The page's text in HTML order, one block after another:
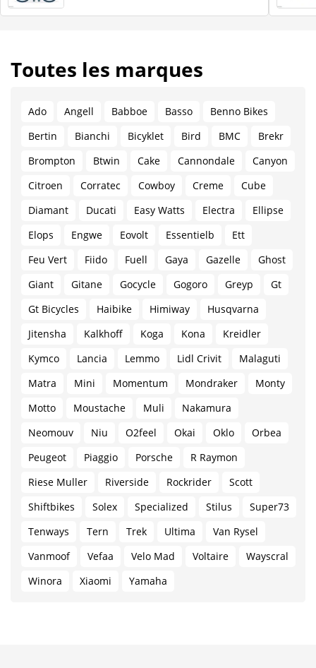
Toutes les marques
Ado Angell Babboe Basso
Benno Bikes
Bertin
Bianchi Bicyklet Bird BMC
Brekr
Brompton
Btwin Cake Cannondale
Canyon
Citroen
Corratec Cowboy Creme
Cube
Diamant
Ducati Easy Watts Electra
Ellipse
Elops
Engwe Eovolt Essentielb
Ett
Feu Vert
Fiido Fuell Gaya Gazelle
Ghost
Giant
Gitane Gocycle Gogoro Greyp
Gt
Gt Bicycles
Haibike Himiway
Husqvarna
Jitensha
Kalkhoff Koga Kona
Kreidler
Kymco
Lancia Lemmo Lidl Crivit
Malaguti
Matra
Mini Momentum Mondraker
Monty
Motto
Moustache Muli
Nakamura
Neomouv
Niu O2feel Okai Oklo
Orbea
Peugeot
Piaggio Porsche
R Raymon
Riese Muller
Riverside Rockrider
Scott
Shiftbikes
Solex Specialized Stilus
Super73
Tenways
Tern Trek Ultima
Van Rysel
Vanmoof
Vefaa Velo Mad Voltaire
Wayscral
Winora
Xiaomi Yamaha